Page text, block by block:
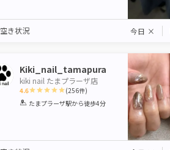
空き状況 今日 ×
Kiki_nail_tamapura
kiki nail たまプラーザ店
4.6
1 2 3 4 5
(256件)
たまプラーザ駅から徒歩4分